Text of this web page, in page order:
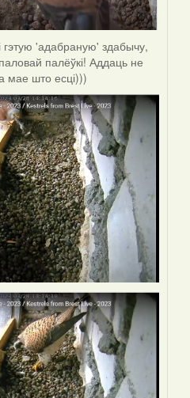
'адабраную' здабычу,
палёўкі! Аддаць не
мае што есці)))